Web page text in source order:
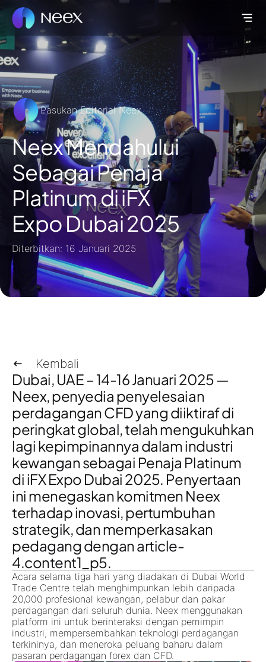
Pasukan Editorial Neex
Neex Mendahului
Sebagai Penaja
Platinum di iFX
Expo Dubai 2025
Diterbitkan: 16 Januari 2025
Kembali
Dubai, UAE – 14-16 Januari 2025—
Neex, penyedia penyelesaian
perdagangan CFDyang diiktiraf di
peringkat global, telah mengukuhkan
lagi kepimpinannya dalam industri
kewangan sebagai Penaja Platinum
di iFX Expo Dubai 2025. Penyertaan
ini menegaskan komitmen Neex
terhadap inovasi, pertumbuhan
strategik, dan memperkasakan
pedagang denganarticle-
4.content1_p5.
Acara selama tiga hari yang diadakan di Dubai World
Trade Centre telah menghimpunkan lebih daripada
20,000 profesional kewangan, pelabur dan pakar
perdagangan dari seluruh dunia. Neex menggunakan
platform ini untuk berinteraksi dengan pemimpin
industri, mempersembahkan teknologi perdagangan
terkininya, dan meneroka peluang baharu dalam
pasaran perdagangan forex dan CFD.